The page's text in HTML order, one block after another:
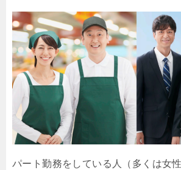
パート勤務をしている人（多くは女